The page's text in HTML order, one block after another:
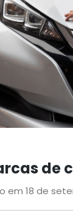
de
em 18 de